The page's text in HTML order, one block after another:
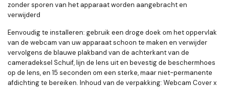
zonder sporen van het apparaat worden aangebracht en
verwijderd
Eenvoudig te installeren: gebruik een droge doek om het oppervlak
van de webcam van uw apparaat schoon te maken en verwijder
vervolgens de blauwe plakband van de achterkant van de
cameradeksel Schuif, lijn de lens uit en bevestig de beschermhoes
op de lens, en 15 seconden om een ​​sterke, maar niet-permanente
afdichting te bereiken. Inhoud van de verpakking: Webcam Cover x